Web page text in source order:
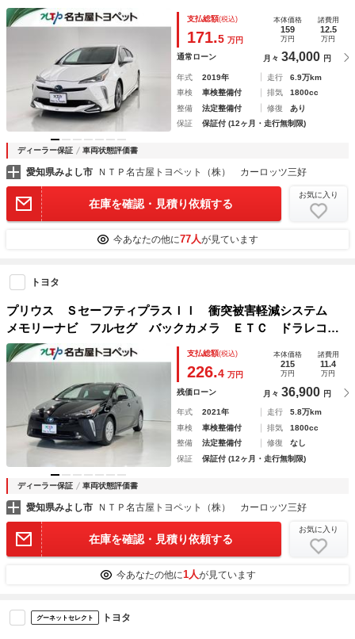
コ ＣＤ ミュージックプレイヤー接続可 ＤＶＤ再生 電動
シート オートクルーズコントロール ＬＥＤヘッドランプ
支払総額(税込)
171.5 万円
本体価格
159
万円
諸費用
12.5
万円
通常ローン 月々 34,000 円
年式 2019年 走行
6.9万km
車検
車検整備付 排気
1800cc
整備
法定整備付 修復
あり
保証
保証付 (12ヶ月・走行無制限)
ディーラー保証 車両状態評価書
愛知県みよし市 ＮＴＰ名古屋トヨペット（株） カーロッツ三好
在庫を確認・見積り依頼する
お気に入り
今あなたの他に77人が見ています
トヨタ
プリウス ＳセーフティプラスＩＩ 衝突被害軽減システム
メモリーナビ フルセグ バックカメラ ＥＴＣ ドラレコ
ＣＤ ミュージックプレイヤー接続可 ＤＶＤ再生 オートク
ルーズコントロール ＬＥＤヘッドランプ スマートキー キ
支払総額(税込)
226.4 万円
本体価格
215
万円
諸費用
11.4
万円
残価ローン 月々 36,900 円
年式 2021年 走行
5.8万km
車検
車検整備付 排気
1800cc
整備
法定整備付 修復
なし
保証
保証付 (12ヶ月・走行無制限)
ディーラー保証 車両状態評価書
愛知県みよし市 ＮＴＰ名古屋トヨペット（株） カーロッツ三好
在庫を確認・見積り依頼する
お気に入り
今あなたの他に1人が見ています
グーネットセレクト トヨタ